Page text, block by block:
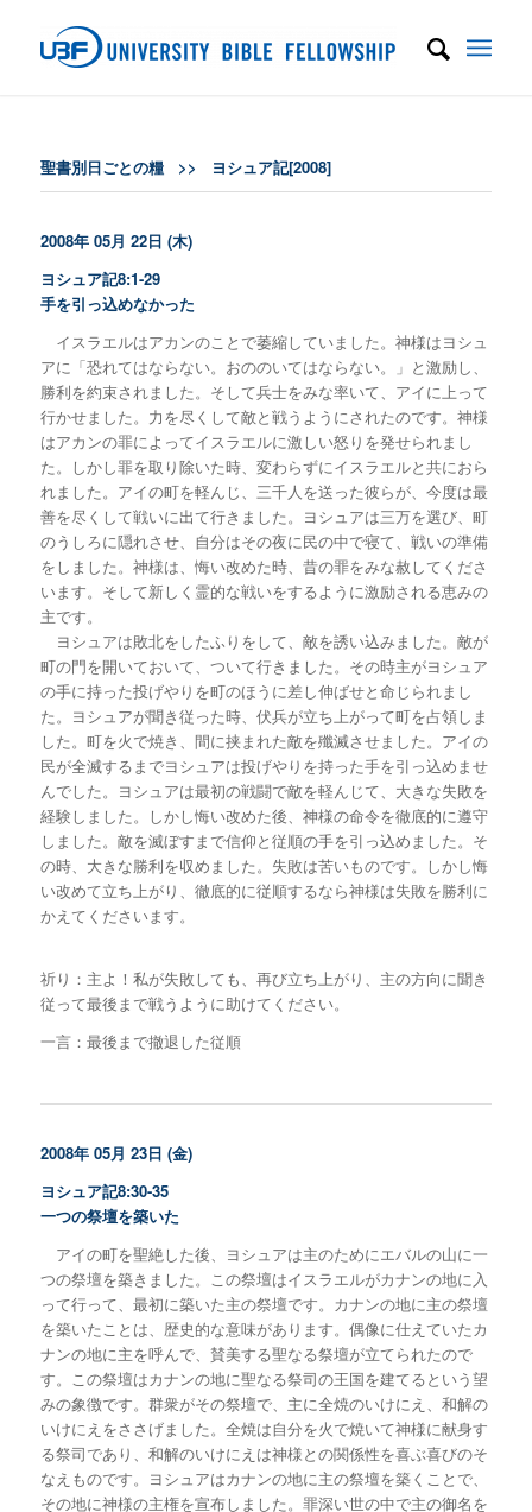
聖書別日ごとの糧>> ヨシュア記[2008]
2008年 05月 22日 (木)
ヨシュア記8:1-29
手を引っ込めなかった
イスラエルはアカンのことで萎縮していました。神様はヨシュ
アに「恐れてはならない。おののいてはならない。」と激励し、
勝利を約束されました。そして兵士をみな率いて、アイに上って
行かせました。力を尽くして敵と戦うようにされたのです。神様
はアカンの罪によってイスラエルに激しい怒りを発せられまし
た。しかし罪を取り除いた時、変わらずにイスラエルと共におら
れました。アイの町を軽んじ、三千人を送った彼らが、今度は最
善を尽くして戦いに出て行きました。ヨシュアは三万を選び、町
のうしろに隠れさせ、自分はその夜に民の中で寝て、戦いの準備
をしました。神様は、悔い改めた時、昔の罪をみな赦してくださ
います。そして新しく霊的な戦いをするように激励される恵みの
主です。
ヨシュアは敗北をしたふりをして、敵を誘い込みました。敵が
町の門を開いておいて、ついて行きました。その時主がヨシュア
の手に持った投げやりを町のほうに差し伸ばせと命じられまし
た。ヨシュアが聞き従った時、伏兵が立ち上がって町を占領しま
した。町を火で焼き、間に挟まれた敵を殲滅させました。アイの
民が全滅するまでヨシュアは投げやりを持った手を引っ込めませ
んでした。ヨシュアは最初の戦闘で敵を軽んじて、大きな失敗を
経験しました。しかし悔い改めた後、神様の命令を徹底的に遵守
しました。敵を滅ぼすまで信仰と従順の手を引っ込めました。そ
の時、大きな勝利を収めました。失敗は苦いものです。しかし悔
い改めて立ち上がり、徹底的に従順するなら神様は失敗を勝利に
かえてくださいます。
祈り：主よ！私が失敗しても、再び立ち上がり、主の方向に聞き
従って最後まで戦うように助けてください。
一言：最後まで撤退した従順
2008年 05月 23日 (金)
ヨシュア記8:30-35
一つの祭壇を築いた
アイの町を聖絶した後、ヨシュアは主のためにエバルの山に一
つの祭壇を築きました。この祭壇はイスラエルがカナンの地に入
って行って、最初に築いた主の祭壇です。カナンの地に主の祭壇
を築いたことは、歴史的な意味があります。偶像に仕えていたカ
ナンの地に主を呼んで、賛美する聖なる祭壇が立てられたので
す。この祭壇はカナンの地に聖なる祭司の王国を建てるという望
みの象徴です。群衆がその祭壇で、主に全焼のいけにえ、和解の
いけにえをささげました。全焼は自分を火で焼いて神様に献身す
る祭司であり、和解のいけにえは神様との関係性を喜ぶ喜びのそ
なえものです。ヨシュアはカナンの地に主の祭壇を築くことで、
その地に神様の主権を宣布しました。罪深い世の中で主の御名を